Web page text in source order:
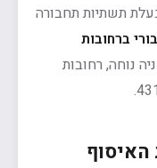
תשתיות תחבורה
ברחובות
נוחה, רחובות
האיסוף